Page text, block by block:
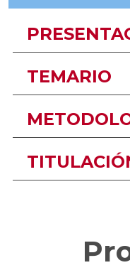
TEMARIO